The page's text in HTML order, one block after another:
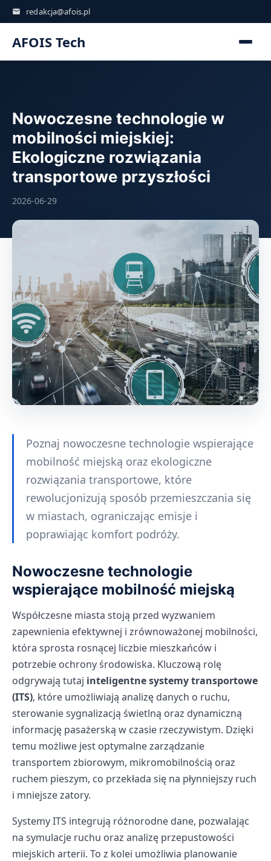
redakcja@afois.pl
AFOIS Tech
Nowoczesne technologie w
mobilności miejskiej:
Ekologiczne rozwiązania
transportowe przyszłości
2026-06-29
Poznaj nowoczesne technologie wspierające
mobilność miejską oraz ekologiczne
rozwiązania transportowe, które
rewolucjonizują sposób przemieszczania się
w miastach, ograniczając emisje i
poprawiając komfort podróży.
Nowoczesne technologie
wspierające mobilność miejską
Współczesne miasta stoją przed wyzwaniem
zapewnienia efektywnej i zrównoważonej mobilności,
która sprosta rosnącej liczbie mieszkańców i
potrzebie ochrony środowiska. Kluczową rolę
odgrywają tutaj inteligentne systemy transportowe
(ITS), które umożliwiają analizę danych o ruchu,
sterowanie sygnalizacją świetlną oraz dynamiczną
informację pasażerską w czasie rzeczywistym. Dzięki
temu możliwe jest optymalne zarządzanie
transportem zbiorowym, mikromobilnością oraz
ruchem pieszym, co przekłada się na płynniejszy ruch
i mniejsze zatory.
Systemy ITS integrują różnorodne dane, pozwalając
na symulacje ruchu oraz analizę przepustowości
miejskich arterii. To z kolei umożliwia planowanie